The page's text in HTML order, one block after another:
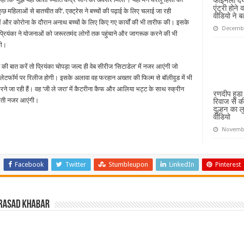
एंट्री होने
वीडियो ने
रणदीप हुडा
रिवाज से
दुल्हन का
वीडियो
महिलाओं से बातचीत की’. एक्ट्रेस ने बच्चों की पढ़ाई के लिए चलाई जा रही
कोरोना के दौरान अनाथ बच्चों के लिए किए गए कार्यों की भी तारीफ की। इसके
ने योजनाओं को जरूरतमंद लोगों तक पहुंचाने और जागरूक करने की भी
बात करें तो प्रियंका चोपड़ा जल्द ही वेब सीरीज ‘सिटाडेल’ में नजर आएंगी जो
पर रिलीज होगी। इसके अलावा वह फरहान अख्तर की फिल्म से बॉलीवुड में भी
जा रही हैं। वह ‘जी ले जरा’ में कैटरीना कैफ और आलिया भट्ट के साथ स्क्रीन
नजर आएंगी।
Facebook Twitter Stumbleupon LinkedIn Pinterest
Khabar